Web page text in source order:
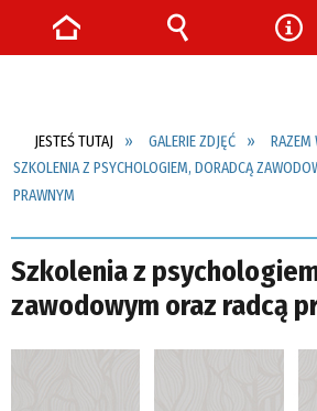
JESTEŚ TUTAJ GALERIE ZDJĘĆ
RAZEM
SZKOLENIA Z PSYCHOLOGIEM, DORADCĄ
PRAWNYM
Szkolenia z
zawodowym oraz radcą
Strona
Wyszukiwarka